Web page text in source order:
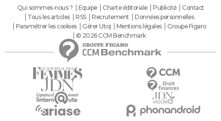
Qui sommes-nous ? Equipe Charte éditoriale Publicité
Contact
Tous les articles
RSS Recrutement
Données personnelles
Paramétrer les cookies
Gérer Utiq Mentions légales
Groupe Figaro
© 2026 CCM Benchmark